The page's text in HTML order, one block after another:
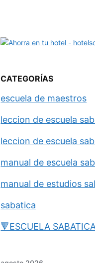
CATEGORÍAS
escuela de maestros
leccion de escuela
leccion de escuela
manual de escuela
manual de estudios
sabatica
🔻ESCUELA